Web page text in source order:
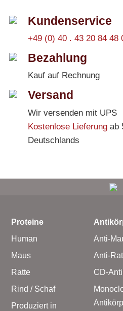
Kundenservice
+49 (0) 40 . 43 20 84 48
Bezahlung
Kauf auf Rechnung
Versand
Wir versenden mit UPS
Kostenlose Lieferungab
Deutschlands
Proteine
Human
Maus
Ratte
Rind / Schaf
Produziert in
Anti-
Anti-
CD-